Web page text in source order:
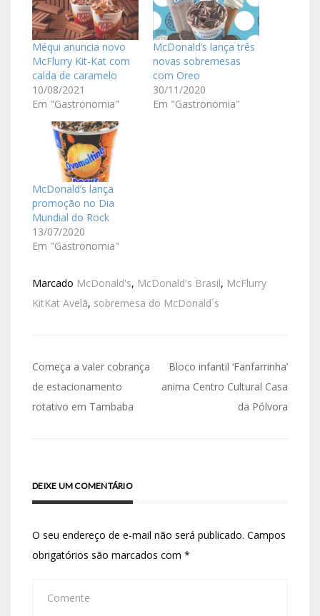
Méqui anuncia novo
McFlurry Kit-Kat com
calda de caramelo
10/08/2021
Em "Gastronomia"
McDonald’s lança três
novas sobremesas
com Oreo
30/11/2020
Em "Gastronomia"
McDonald’s lança
promoção no Dia
Mundial do Rock
13/07/2020
Em "Gastronomia"
Marcado McDonald's, McDonald's Brasil, McFlurry
KitKat Avelã, sobremesa do McDonald´s
Começa a valer cobrança
de estacionamento
rotativo em Tambaba
Bloco infantil ‘Fanfarrinha’
anima Centro Cultural Casa
da Pólvora
DEIXE UM COMENTÁRIO
O seu endereço de e-mail não será publicado. Campos
obrigatórios são marcados com *